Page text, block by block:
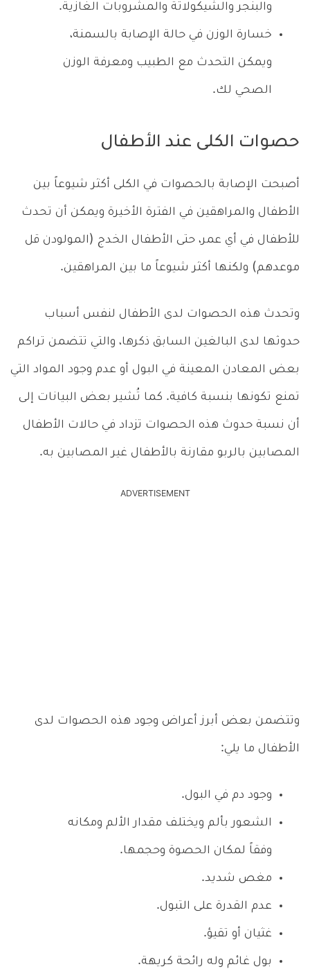
والبنجر والشيكولاتة والمشروبات الغازية.
خسارة الوزن في حالة الإصابة بالسمنة،
ويمكن التحدث مع الطبيب ومعرفة الوزن
الصحي لك.
حصوات الكلى عند الأطفال
أصبحت الإصابة بالحصوات في الكلى أكثر شيوعاً بين
الأطفال والمراهقين في الفترة الأخيرة ويمكن أن تحدث
للأطفال في أي عمر، حتى الأطفال الخدج (المولودن قل
موعدهم) ولكنها أكثر شيوعاً ما بين المراهقين.
وتحدث هذه الحصوات لدى الأطفال لنفس أسباب
حدوثها لدى البالغين السابق ذكرها، والتي تتضمن تراكم
بعض المعادن المعينة في البول أو عدم وجود المواد التي
تمنع تكونها بنسبة كافية. كما تُشير بعض البيانات إلى
أن نسبة حدوث هذه الحصوات تزداد في حالات الأطفال
المصابين بالربو مقارنة بالأطفال غير المصابين به.
ADVERTISEMENT
وتتضمن بعض أبرز أعراض وجود هذه الحصوات لدى
الأطفال ما يلي:
وجود دم في البول.
الشعور بألم ويختلف مقدار الألم ومكانه
وفقاً لمكان الحصوة وحجمها.
مغص شديد.
عدم القدرة على التبول.
غثيان أو تقيؤ.
بول غائم وله رائحة كريهة.